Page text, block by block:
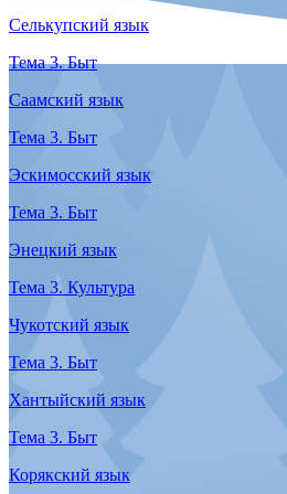
Ненецкий язык
Тема 2. Работа
Селькупский язык
Тема 2. Работа
Чукотский язык
Тема 2. Работа
Хантыйский язык
Тема 2. Работа
Долганский язык
Тема 2. Работа
Вепсский язык
Тема 2. Работа
Энецкий язык